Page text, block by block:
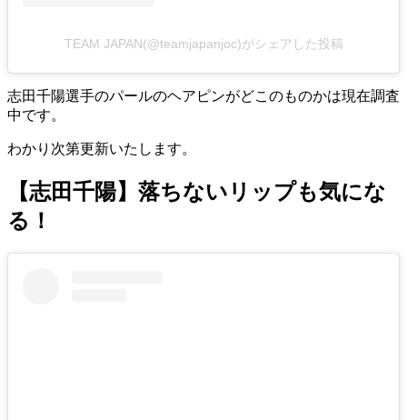
TEAM JAPAN(@teamjapanjoc)がシェアした投稿
志田千陽選手のパールのヘアピンがどこのものかは現在調査
中です。
わかり次第更新いたします。
【志田千陽】落ちないリップも気にな
る！